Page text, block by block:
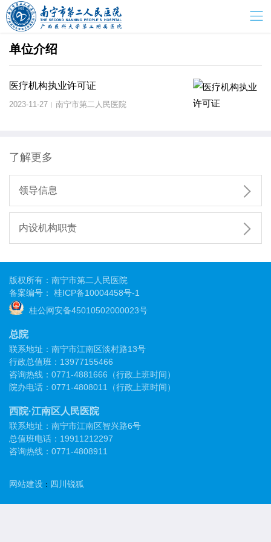
单位介绍
医疗机构执业许可证
2023-11-27 | 南宁市第二人民医院
了解更多
领导信息 
内设机构职责 
版权所有：南宁市第二人民医院
备案编号：
桂ICP备10004458号-1
桂公网安备45010502000023号
总院
联系地址：南宁市江南区淡村路13号
行政总值班：13977155466
咨询热线：0771-4881666（行政上班时间）
院办电话：0771-4808011（行政上班时间）
西院·江南区人民医院
联系地址：南宁市江南区智兴路6号
总值班电话：19911212297
咨询热线：0771-4808911
网站建设 ： 四川锐狐